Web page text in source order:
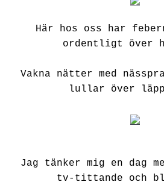
Här hos oss har
ordentligt över
Vakna nätter med
lullar över
Jag tänker mig en dag
tv-tittande och